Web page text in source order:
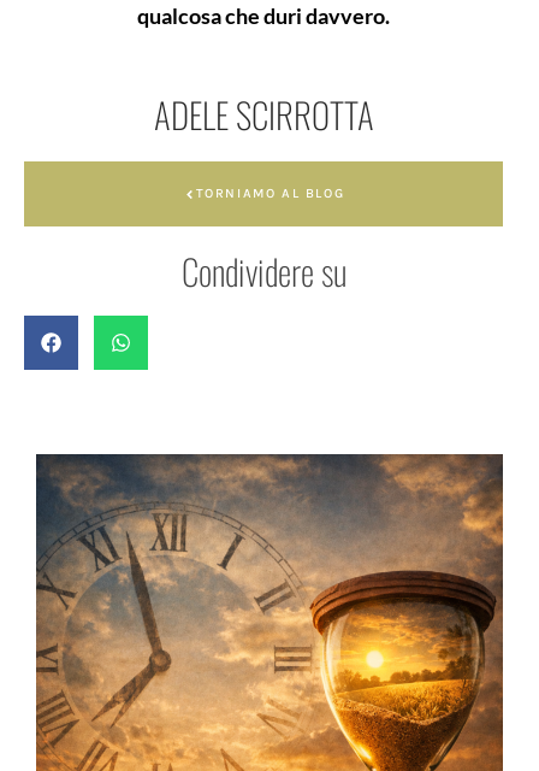
qualcosa che duri davvero.
ADELE SCIRROTTA
TORNIAMO AL BLOG
Condividere su